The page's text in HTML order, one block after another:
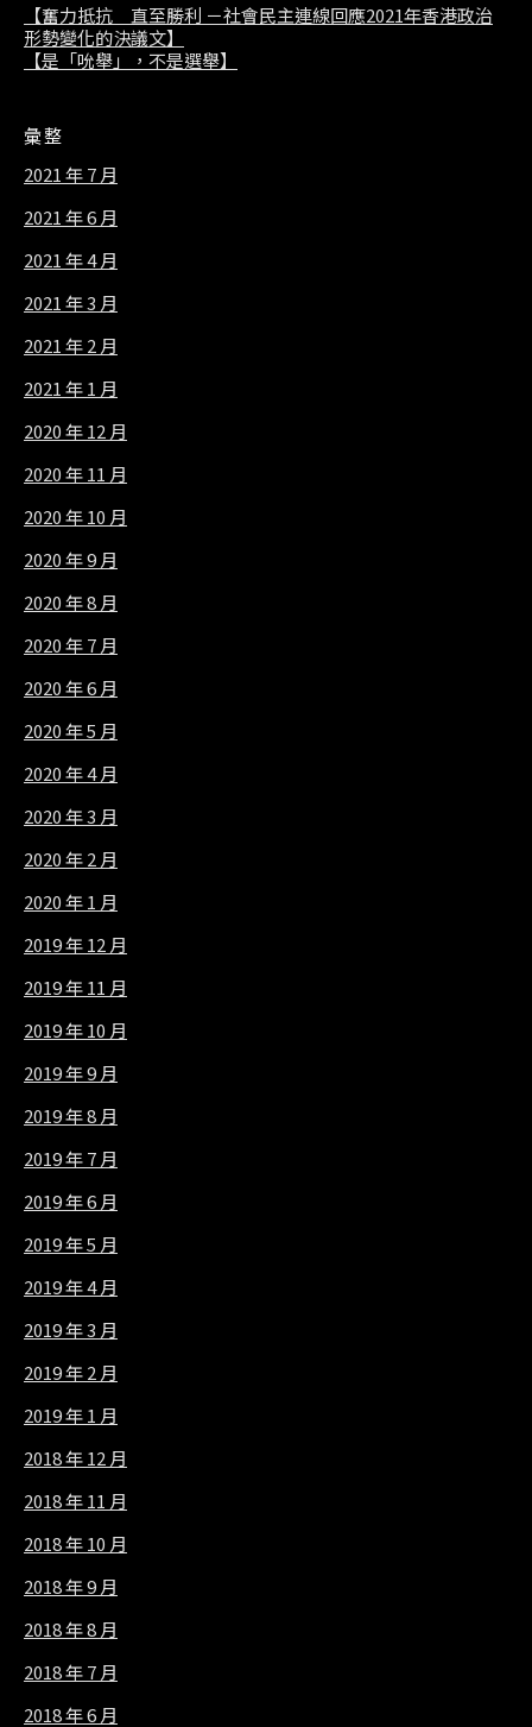
【奮力抵抗 直至勝利 －社會民主連線回應2021年香港政治
形勢變化的決議文】
【是「吮舉」，不是選舉】
彙整
2021 年 7 月
2021 年 6 月
2021 年 4 月
2021 年 3 月
2021 年 2 月
2021 年 1 月
2020 年 12 月
2020 年 11 月
2020 年 10 月
2020 年 9 月
2020 年 8 月
2020 年 7 月
2020 年 6 月
2020 年 5 月
2020 年 4 月
2020 年 3 月
2020 年 2 月
2020 年 1 月
2019 年 12 月
2019 年 11 月
2019 年 10 月
2019 年 9 月
2019 年 8 月
2019 年 7 月
2019 年 6 月
2019 年 5 月
2019 年 4 月
2019 年 3 月
2019 年 2 月
2019 年 1 月
2018 年 12 月
2018 年 11 月
2018 年 10 月
2018 年 9 月
2018 年 8 月
2018 年 7 月
2018 年 6 月